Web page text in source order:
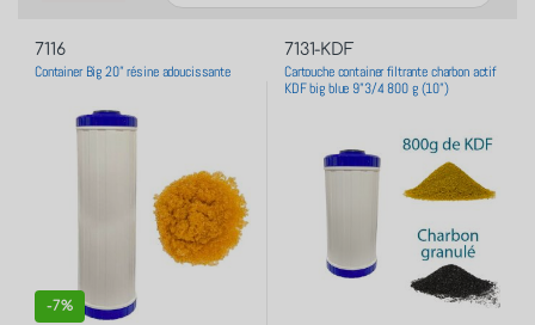
7116
Container Big 20” résine adoucissante
-7%
7131-KDF
Cartouche container filtrante charbon actif
KDF big blue 9”3/4 800 g (10”)